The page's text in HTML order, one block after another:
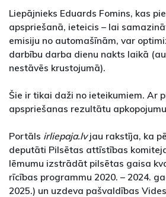
Liepājnieks Eduards Fomins, kas
apspriešanā, ieteicis – lai
emisiju no automašīnām, var
darbību darba dienu nakts laikā
nestāvēs krustojumā).
Šie ir tikai daži no ieteikumiem. Ar
apspriešanas rezultātu
Portāls irliepaja.lvjau rakstīja, ka
deputāti Pilsētas attīstības
lēmumu izstrādāt pilsētas gaisa
rīcības programmu 2020. – 2024.
2025.) un uzdeva pašvaldības